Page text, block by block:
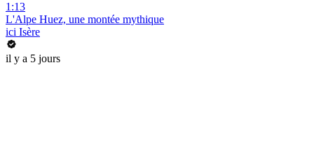
1:13
L'Alpe Huez, une montée mythique
ici Isère
il y a 5 jours